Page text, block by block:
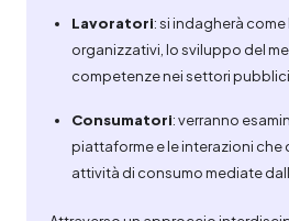
Lavoratori: si indagherà come
organizzativi, lo sviluppo del
competenze nei settori
Consumatori: verranno
piattaforme e le interazioni che
attività di consumo mediate